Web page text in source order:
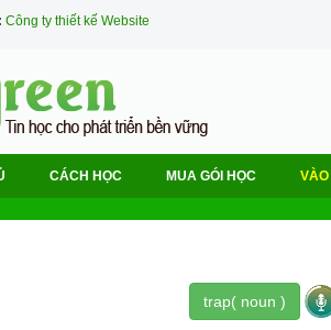
Công ty thiết kế Website
CÁCH HỌC MUA GÓI HỌC
trap( noun )